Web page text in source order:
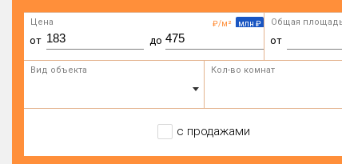
₽/м² млн ₽
Цена
от до
Общая
от
Вид объекта Кол-во комнат
с продажами